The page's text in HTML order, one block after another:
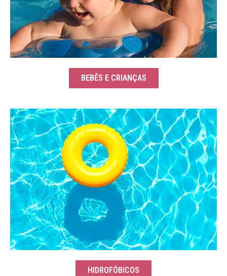
BEBÊS E CRIANÇAS
HIDROFÓBICOS